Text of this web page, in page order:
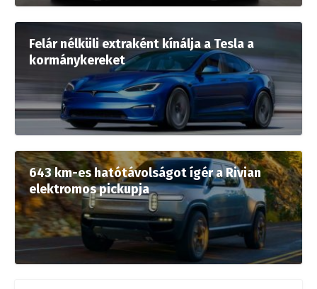
Felár nélküli extraként kínálja a Tesla a
kormánykereket
643 km-es hatótávolságot ígér a Rivian
elektromos pickupja